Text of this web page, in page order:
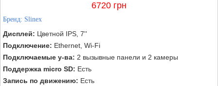
6720 грн
Бренд: Slinex
Дисплей: Цветной IPS, 7''
Подключение: Ethernet, Wi-Fi
Подключаемые у-ва: 2 вызывные панели и 2 камеры
Поддержка micro SD: Есть
Запись по движению: Есть